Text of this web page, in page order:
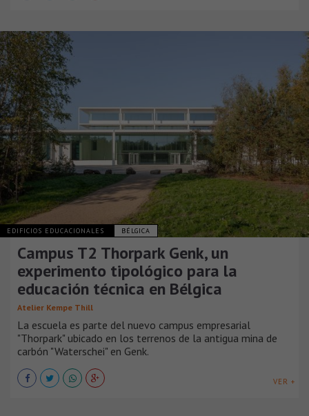
EDIFICIOS EDUCACIONALES BÉLGICA
Campus T2 Thorpark Genk, un
experimento tipológico para la
educación técnica en Bélgica
Atelier Kempe Thill
La escuela es parte del nuevo campus empresarial
"Thorpark" ubicado en los terrenos de la antigua mina de
carbón "Waterschei" en Genk.
VER +